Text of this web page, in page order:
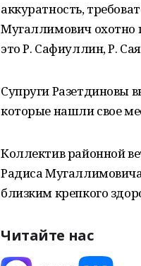
аккуратность,
Мугаллимович охотно
это Р. Сафиуллин, Р.
Супруги Разетдиновы
которые нашли свое
Коллектив районной
Радиса
близким крепкого
Читайте нас